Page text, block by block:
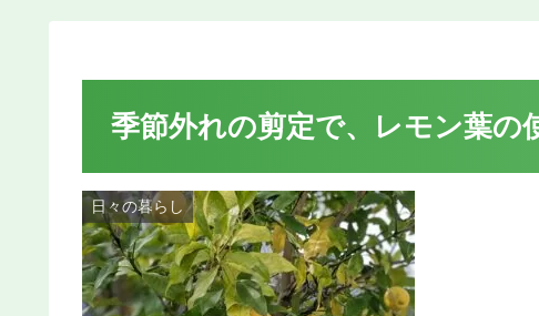
季節外れの剪定で、レモン葉の
日々の暮らし